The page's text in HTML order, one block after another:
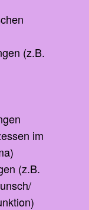
(z.B.
im
(z.B.